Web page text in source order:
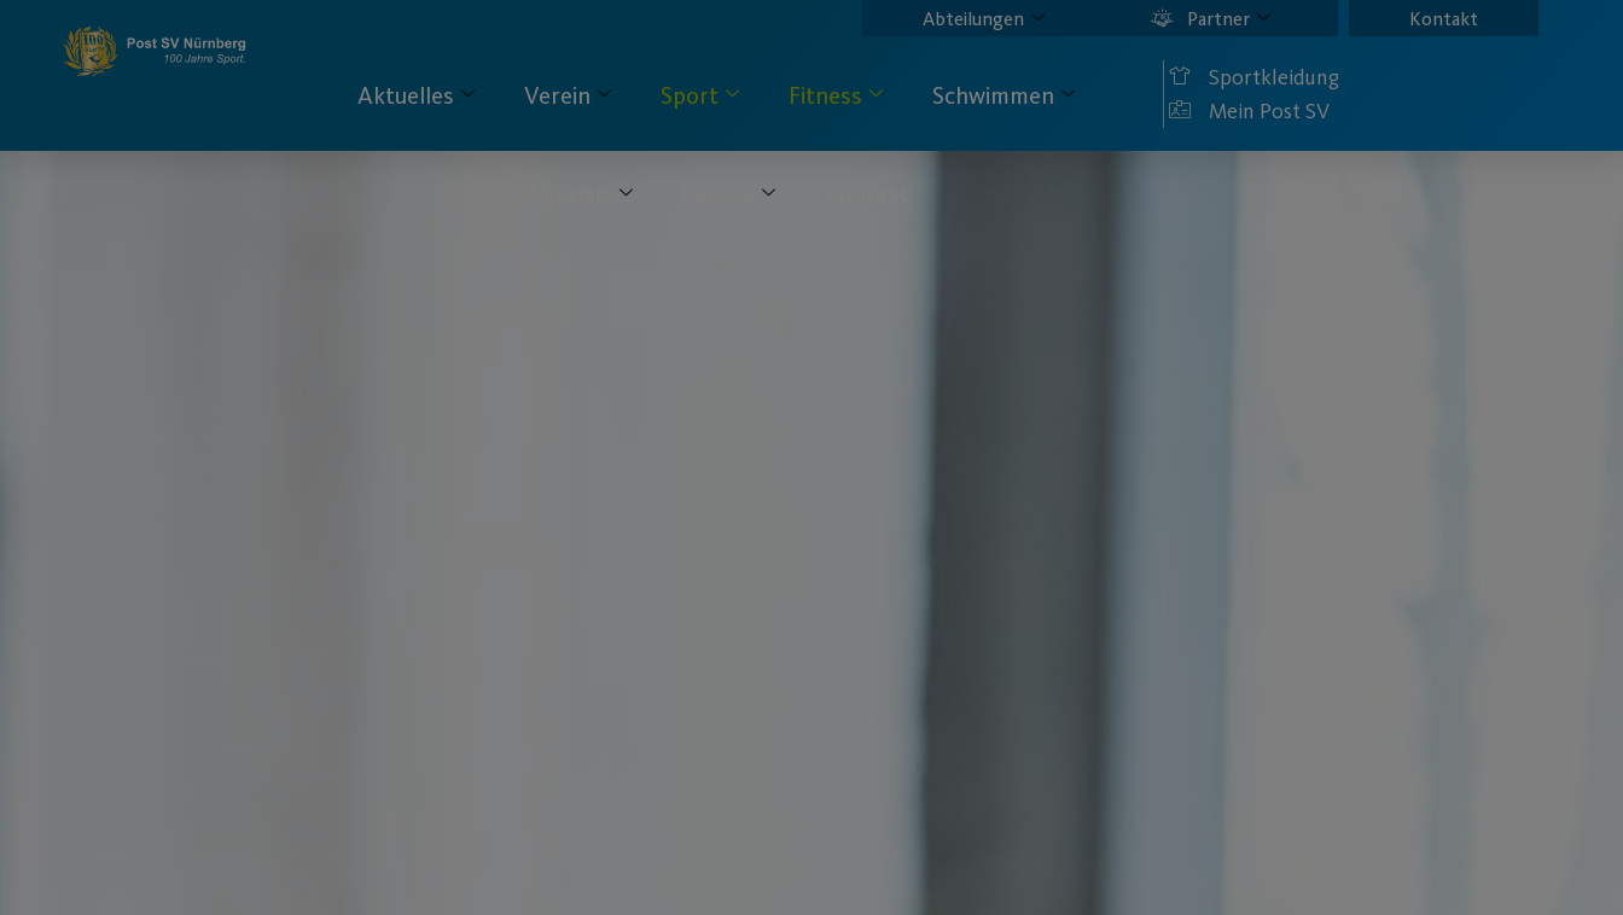
Abteilungen Partner Kontakt
Aktuelles Verein Sport Fitness Schwimmen
Sportkleidung
Mein Post SV